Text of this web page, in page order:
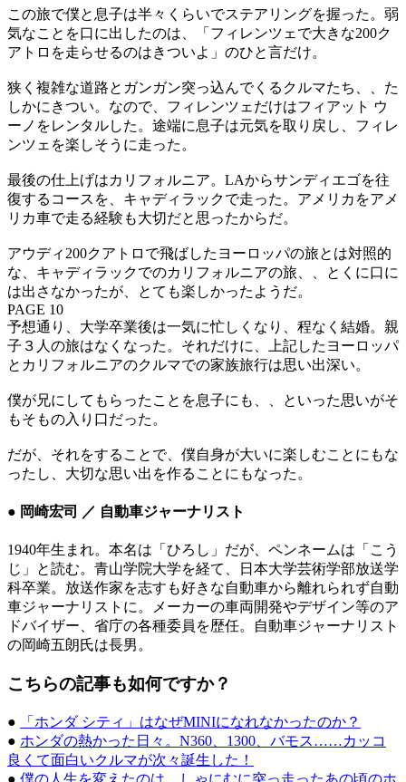
この旅で僕と息子は半々くらいでステアリングを握った。弱
気なことを口に出したのは、「フィレンツェで大きな200ク
アトロを走らせるのはきついよ」のひと言だけ。
狭く複雑な道路とガンガン突っ込んでくるクルマたち、、た
しかにきつい。なので、フィレンツェだけはフィアット ウ
ーノをレンタルした。途端に息子は元気を取り戻し、フィレ
ンツェを楽しそうに走った。
最後の仕上げはカリフォルニア。LAからサンディエゴを往
復するコースを、キャディラックで走った。アメリカをアメ
リカ車で走る経験も大切だと思ったからだ。
アウディ200クアトロで飛ばしたヨーロッパの旅とは対照的
な、キャディラックでのカリフォルニアの旅、、とくに口に
は出さなかったが、とても楽しかったようだ。
PAGE 10
予想通り、大学卒業後は一気に忙しくなり、程なく結婚。親
子３人の旅はなくなった。それだけに、上記したヨーロッパ
とカリフォルニアのクルマでの家族旅行は思い出深い。
僕が兄にしてもらったことを息子にも、、といった思いがそ
もそもの入り口だった。
だが、それをすることで、僕自身が大いに楽しむことにもな
ったし、大切な思い出を作ることにもなった。
● 岡崎宏司 ／ 自動車ジャーナリスト
1940年生まれ。本名は「ひろし」だが、ペンネームは「こう
じ」と読む。青山学院大学を経て、日本大学芸術学部放送学
科卒業。放送作家を志すも好きな自動車から離れられず自動
車ジャーナリストに。メーカーの車両開発やデザイン等のア
ドバイザー、省庁の各種委員を歴任。自動車ジャーナリスト
の岡崎五朗氏は長男。
こちらの記事も如何ですか？
●
「ホンダ シティ」はなぜMINIになれなかったのか？
● ホンダの熱かった日々。N360、1300、バモス……カッコ
良くて面白いクルマが次々誕生した！
● 僕の人生を変えたのは、しゃにむに突っ走ったあの頃のホ